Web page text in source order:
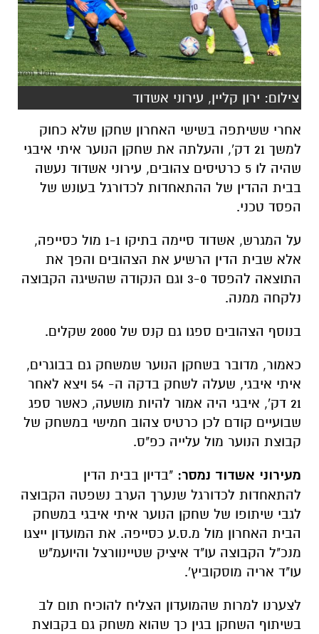
צילום: ירון קליין, עירוני אשדוד
אחרי ששיתפה בשישי האחרון שחקן שלא כחוק
למשך 21 דק', והעלתה את שחקן הנוער איתי איבגי
שהיה לו 5 כרטיסים צהובים, עירוני אשדוד נעשה
בבית ההדין של ההתאחדות לכדורגל בעונש של
הפסד טכני.
על המגרש, אשדוד סיימה בתיקו 1-1 מול כסייפה,
אלא שבית הדין הרשיע את הצהובים והפך את
התוצאה להפסד 3-0 וגם הנקודה שהשיגה הקבוצה
נלקחה ממנה.
בנוסף הצהובים ספגו גם קנס של 2000 שקלים.
כאמור, מדובר בשחקן הנוער שמשחק גם בבוגרים,
איתי איבגי, שעלה לשחק בדקה ה- 54 ויצא לאחר
21 דק', איבגי היה אמור להיות מושעה, כאשר ספג
שבועיים קודם לכן כרטיס צהוב חמישי במשחק של
קבוצת הנוער מול עלייה כפ"ס.
מעירוני אשדוד נמסר: "בדיון בבית הדין
להתאחדות לכדורגל שנערך הערב נשפטה הקבוצה
לגבי שיתופו של שחקן הנוער איתי איבגי במשחק
הבית האחרון מול מ.ס.ע כסייפה. את המועדון ייצגו
מנכ"ל הקבוצה עו"ד איציק שטיינוורצל והיועמ"ש
עו"ד אריה מוסקוביץ'.
לצערנו למרות שהמועדון הצליח להוכיח תום לב
בשיתוף השחקן בגין כך שהוא משחק גם בקבוצת